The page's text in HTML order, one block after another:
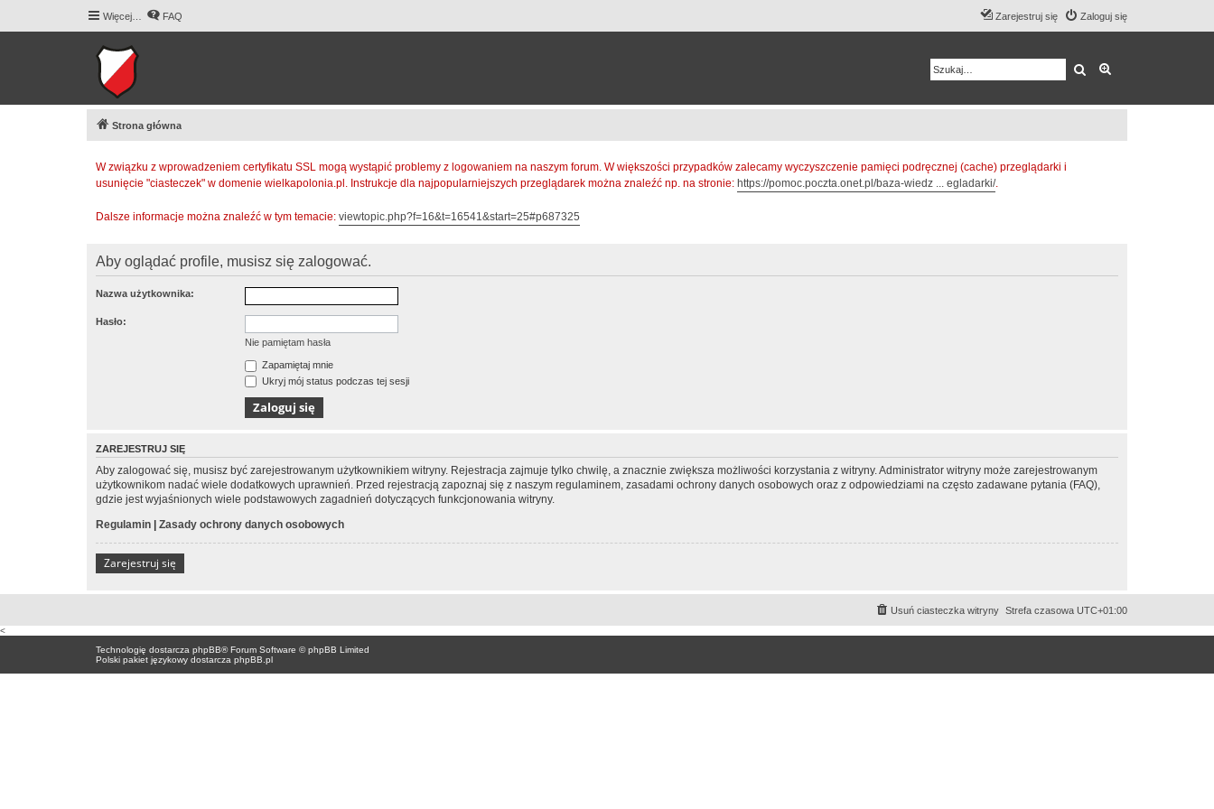
Więcej… FAQ Zaloguj się
Zarejestruj się
Szukaj
Strona główna
W związku z wprowadzeniem certyfikatu SSL mogą wystąpić problemy z logowaniem na naszym forum. W większości przypadków zalecamy wyczyszczenie pamięci podręcznej (cache) przeglądarki i
usunięcie "ciasteczek" w domenie wielkapolonia.pl. Instrukcje dla najpopularniejszych przeglądarek można znaleźć np. na stronie: https://pomoc.poczta.onet.pl/baza-wiedz ... egladarki/.
Dalsze informacje można znaleźć w tym temacie: viewtopic.php?f=16&t=16541&start=25#p687325
Aby oglądać profile, musisz się zalogować.
Nazwa użytkownika:
Hasło:
Nie pamiętam hasła
Zapamiętaj mnie
Ukryj mój status podczas tej sesji
ZAREJESTRUJ SIĘ
Aby zalogować się, musisz być zarejestrowanym użytkownikiem witryny. Rejestracja zajmuje tylko chwilę, a znacznie zwiększa możliwości korzystania z witryny. Administrator witryny może zarejestrowanym
użytkownikom nadać wiele dodatkowych uprawnień. Przed rejestracją zapoznaj się z naszym regulaminem, zasadami ochrony danych osobowych oraz z odpowiedziami na często zadawane pytania (FAQ),
gdzie jest wyjaśnionych wiele podstawowych zagadnień dotyczących funkcjonowania witryny.
Regulamin | Zasady ochrony danych osobowych
Zarejestruj się
Strefa czasowa UTC+01:00
Usuń ciasteczka witryny
<
Technologię dostarcza phpBB® Forum Software © phpBB Limited
Polski pakiet językowy dostarcza phpBB.pl